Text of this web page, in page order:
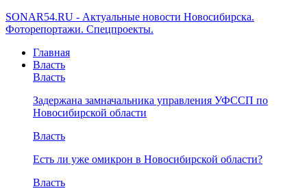
SONAR54.RU - Актуальные новости Новосибирска.
Фоторепортажи. Спецпроекты.
Главная
Власть
Власть
Задержана замначальника управления УФССП по
Новосибирской области
Власть
Есть ли уже омикрон в Новосибирской области?
Власть